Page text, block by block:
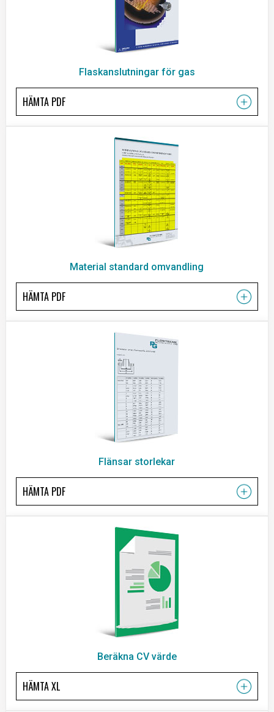
Flaskanslutningar för gas
HÄMTA PDF
Material standard omvandling
HÄMTA PDF
Flänsar storlekar
HÄMTA PDF
Beräkna CV värde
HÄMTA XL